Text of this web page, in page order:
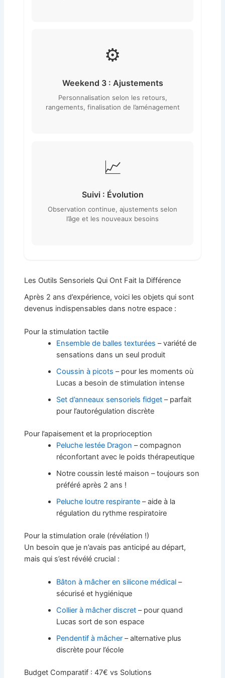
⚙️
Weekend 3 : Ajustements
Personnalisation selon les retours,
rangements, finalisation de l’aménagement
📈
Suivi : Évolution
Observation continue, ajustements selon
l’âge et les nouveaux besoins
Les Outils Sensoriels Qui Ont Fait la Différence
Après 2 ans d’expérience, voici les objets qui sont
devenus indispensables dans notre espace :
Pour la stimulation tactile
Ensemble de balles texturées – variété de
sensations dans un seul produit
Coussin à picots – pour les moments où
Lucas a besoin de stimulation intense
Set d’anneaux sensoriels fidget– parfait
pour l’autorégulation discrète
Pour l’apaisement et la proprioception
Peluche lestée Dragon – compagnon
réconfortant avec le poids thérapeutique
Notre coussin lesté maison – toujours son
préféré après 2 ans !
Peluche loutre respirante– aide à la
régulation du rythme respiratoire
Pour la stimulation orale (révélation !)
Un besoin que je n’avais pas anticipé au départ,
mais qui s’est révélé crucial :
Bâton à mâcher en silicone médical–
sécurisé et hygiénique
Collier à mâcher discret– pour quand
Lucas sort de son espace
Pendentif à mâcher– alternative plus
discrète pour l’école
Budget Comparatif : 47€ vs Solutions